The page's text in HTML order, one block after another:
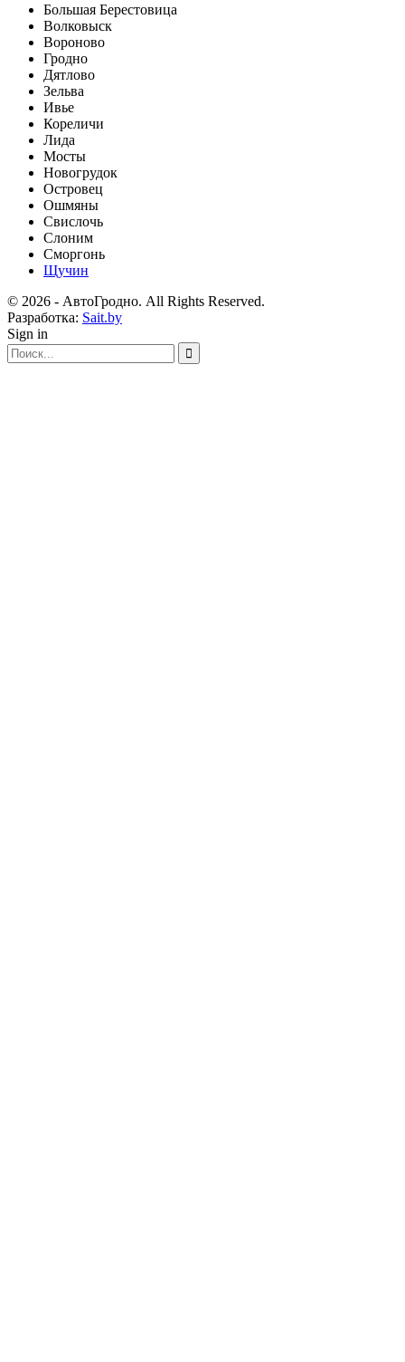
Большая Берестовица
Волковыск
Вороново
Гродно
Дятлово
Зельва
Ивье
Кореличи
Лида
Мосты
Новогрудок
Островец
Ошмяны
Свислочь
Слоним
Сморгонь
Щучин
© 2026 - АвтоГродно. All Rights Reserved.
Разработка: Sait.by
Sign in